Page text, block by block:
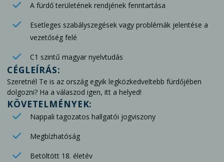
A fürdő területének rendjének fenntartása
Esetleges szabályszegések vagy problémák jelentése a
vezetőség felé
C1 szintű magyar nyelvtudás
CÉGLEÍRÁS:
Szeretnél Te is az ország egyik legközkedveltebb fürdőjében
dolgozni? Ha a válaszod igen, itt a helyed!
KÖVETELMÉNYEK:
Nappali tagozatos hallgatói jogviszony
Megbízhatóság
Betöltött 18. életév